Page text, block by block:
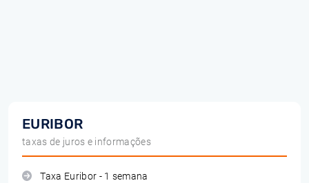
EURIBOR
taxas de juros e informações
Taxa Euribor - 1 semana